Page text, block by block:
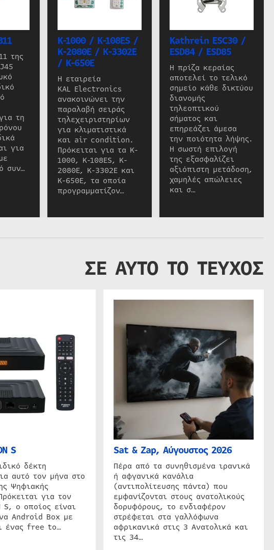
της
τη
για
συν…
K-1000 / K-108ES /
K-2080E / K-3302E
/ K-650E
Η εταιρεία
KAL Electronics
ανακοινώνει την
παραλαβή σειράς
τηλεχειριστηρίων
για κλιματιστικά
και air condition.
Πρόκειται για τα K-
1000, K-108ES, K-
2080E, K-3302E και
K-650E, τα οποία
προγραμματίζον…
Kathrein ESC30 /
ESD84 / ESD85
Η πρίζα κεραίας
αποτελεί το τελικό
σημείο κάθε δικτύου
διανομής
τηλεοπτικού
σήματος και
επηρεάζει άμεσα
την ποιότητα λήψης.
Η σωστή επιλογή
της εξασφαλίζει
αξιόπιστη μετάδοση,
χαμηλές απώλειες
και σ…
ΣΕ ΑΥΤΟ ΤΟ ΤΕΥΧΟΣ
S
δέκτη
αυτό τον μήνα στο
Ψηφιακής
για τον
S, ο οποίος είναι
Android Box με
ένας free to…
Sat & Zap, Αύγουστος 2026
Πέρα από τα συνηθισμένα ιρανικά
ή αφγανικά κανάλια
(αντιπολίτευσης πάντα) που
εμφανίζονται στους ανατολικούς
δορυφόρους, το ενδιαφέρον
στρέφεται στα γαλλόφωνα
αφρικανικά στις 3 Ανατολικά και
τις 34…